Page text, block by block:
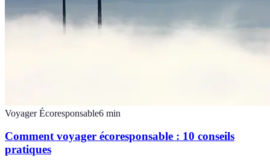
Voyager Écoresponsable6 min
Comment voyager écoresponsable : 10 conseils
pratiques